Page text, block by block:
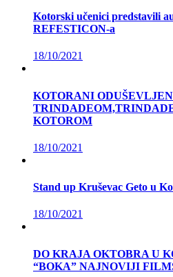
Kotorski učenici predstavili
REFESTICON-a
18/10/2021
KOTORANI
KOTOROM
18/10/2021
Stand up Kruševac Geto u
18/10/2021
DO KRAJA OKTOBRA U
“BOKA” NAJNOVIJI